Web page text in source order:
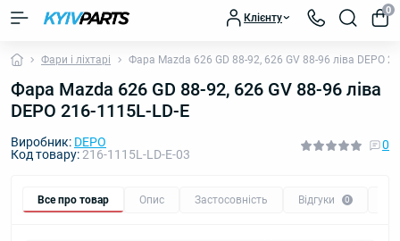
Клієнту
0
Фари і ліхтарі Фара Mazda 626 GD 88-92, 626 GV 88-96 ліва DEPO
Фара Mazda 626 GD 88-92, 626 GV 88-96 ліва
DEPO 216-1115L-LD-E
Виробник: DEPO
Код товару:216-1115L-LD-E-03
0
Все про товар Опис Застосовність Відгуки 0